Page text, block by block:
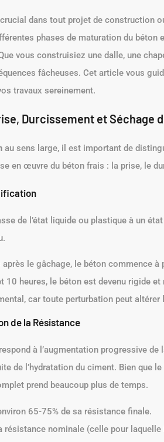
dans tout projet de construction
phases de maturation du
vous construisiez une dalle, une
fâcheuses. Cet article vous
travaux sereinement.
Durcissement et Séchage
au sens large, il est important de
en œuvre du béton frais : la prise, le
de l’état liquide ou plastique à un
après le gâchage, le béton commence à
10 heures, le béton est devenu rigide
car toute perturbation peut
de la Résistance
à l’augmentation progressive de
de l’hydratation du ciment. Bien que
prend beaucoup plus de temps.
65-75% de sa résistance finale.
résistance nominale (celle pour